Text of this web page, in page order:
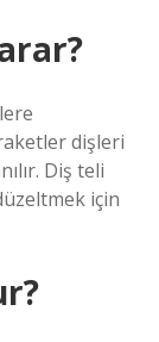
dişleri
Diş teli
için